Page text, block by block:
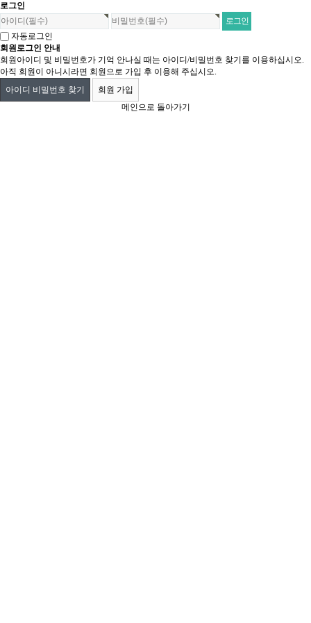
로그인
자동로그인
회원로그인 안내
회원아이디 및 비밀번호가 기억 안나실 때는 아이디/비밀번호 찾기를 이용하십시오.
아직 회원이 아니시라면 회원으로 가입 후 이용해 주십시오.
아이디 비밀번호 찾기
회원 가입
메인으로 돌아가기